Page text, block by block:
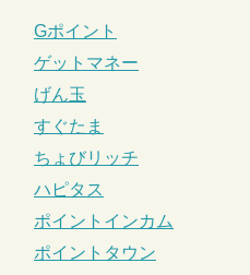
Gポイント
ゲットマネー
げん玉
すぐたま
ちょびリッチ
ハピタス
ポイントインカム
ポイントタウン